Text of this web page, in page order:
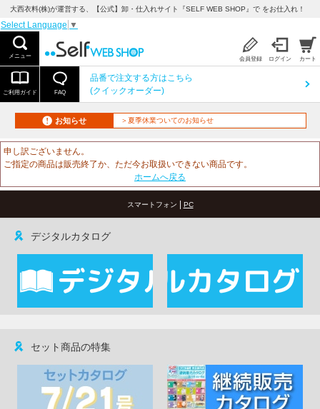
大西衣料(株)が運営する、【公式】卸・仕入れサイト『SELF WEB SHOP』で をお仕入れ！
Select Language ▼
メニュー 会員登録 ログイン カート
ご利用ガイド FAQ
品番で注文する方はこちら
(クイックオーダー)
お知らせ ＞夏季休業ついてのお知らせ
申し訳ございません。
ご指定の商品は販売終了か、ただ今お取扱いできない商品です。
ホームへ戻る
スマートフォン | PC
デジタルカタログ
セット商品の特集